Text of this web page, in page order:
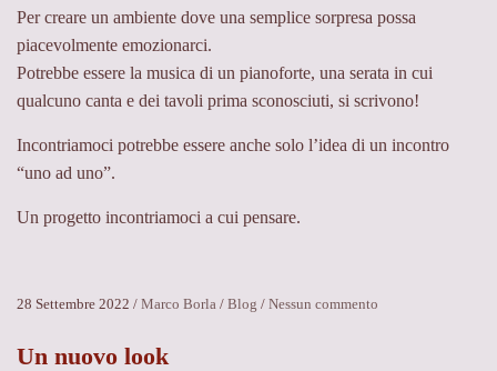
Per creare un ambiente dove una semplice sorpresa possa
piacevolmente emozionarci.
Potrebbe essere la musica di un pianoforte, una serata in cui
qualcuno canta e dei tavoli prima sconosciuti, si scrivono!
Incontriamoci potrebbe essere anche solo l’idea di un incontro
“uno ad uno”.
Un progetto incontriamoci a cui pensare.
28 Settembre 2022 / Marco Borla / Blog / Nessun commento
Un nuovo look